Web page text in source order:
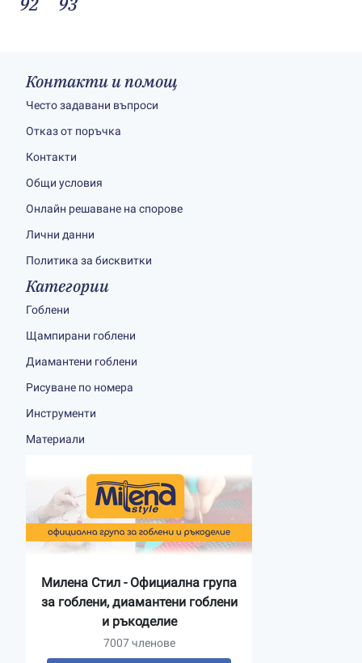
Контакти и помощ
Често задавани въпроси
Отказ от поръчка
Контакти
Общи условия
Онлайн решаване на спорове
Лични данни
Политика за бисквитки
Категории
Гоблени
Щампирани гоблени
Диамантени гоблени
Рисуване по номера
Инструменти
Материали
Милена Стил - Официална група
за гоблени, диамантени гоблени
и ръкоделие
7007 членове